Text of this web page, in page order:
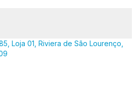
Loja 01, Riviera de São Lourenço,